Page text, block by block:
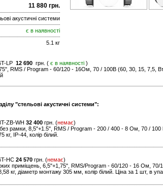
11 880 грн.
акустичні системи
є в наявності
5.1 кг
LP 12 690 грн. ( є в наявності )
RMS / Program - 60/120 - 16Ом, 70 / 100В (60, 30, 15, 7,5,
"стельові акустичні системи":
ZB-WH 32 400 грн. (немає)
рамки, 8,5"+1.5", RMS / Program - 200 / 400 - 8 Ом, 70 /
IP-44, колір білий.
HC 24 570 грн. (немає)
приміщень, 6,5"+1,75", RMS/Program - 60/120 - 16 Ом, 70/
кг, діаметр монтажу 305 мм, колір білий. Ціна за 1 шт, в